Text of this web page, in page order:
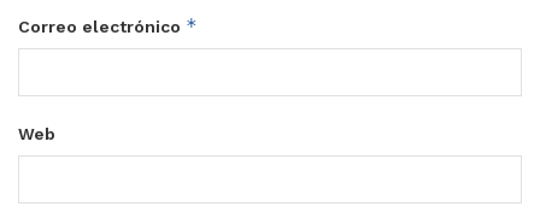
Correo electrónico *
Web